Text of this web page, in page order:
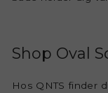
Shop Oval
Hos QNTS finder